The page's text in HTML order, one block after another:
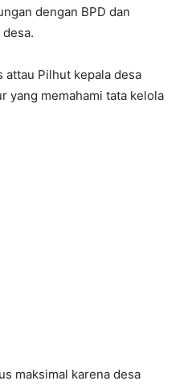
dengan BPD dan
attau Pilhut kepala desa
yang memahami tata kelola
maksimal karena desa